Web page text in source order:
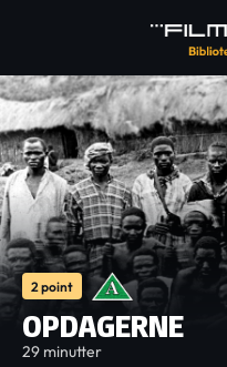
2 point
OPDAGERNE
29 minutter